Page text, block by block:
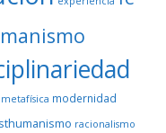
metafísica modernidad
racionalismo